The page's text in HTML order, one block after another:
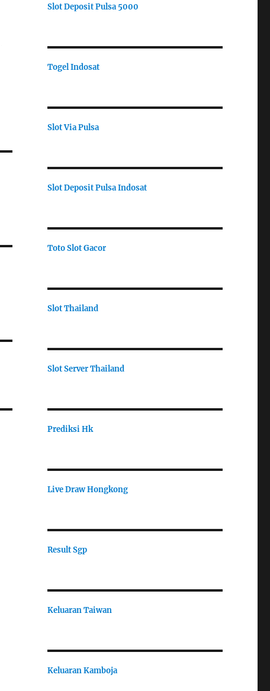
Slot Deposit Pulsa 5000
Togel Indosat
Slot Via Pulsa
Slot Deposit Pulsa Indosat
Toto Slot Gacor
Slot Thailand
Slot Server Thailand
Prediksi Hk
Live Draw Hongkong
Result Sgp
Keluaran Taiwan
Keluaran Kamboja